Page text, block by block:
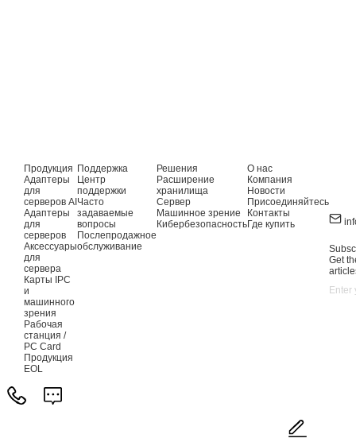
Продукция
Адаптеры
для
серверов AI
Адаптеры
для
серверов
Аксессуары
для
сервера
Карты IPC
и
машинного
зрения
Рабочая
станция /
PC Card
Продукция
EOL
Поддержка
Центр
поддержки
Часто
задаваемые
вопросы
Послепродажное
обслуживание
Решения
Расширение
хранилища
Сервер
Машинное зрение
Кибербезопасность
О нас
Компания
Новости
Присоединяйтесь
Контакты
Где купить
Get